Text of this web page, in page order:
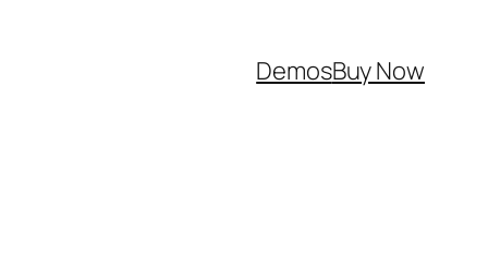
DemosBuy Now